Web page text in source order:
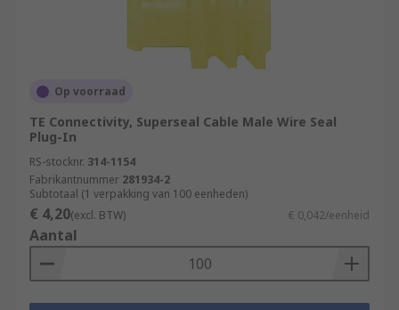
Op voorraad
TE Connectivity, Superseal Cable Male Wire Seal
Plug-In
RS-stocknr. 314-1154
Fabrikantnummer 281934-2
Subtotaal (1 verpakking van 100 eenheden)
€ 4,20(excl. BTW) € 0,042/eenheid
Aantal